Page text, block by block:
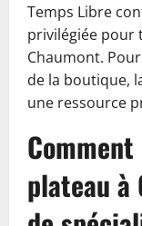
Temps Libre
privilégiée pour
Chaumont.
de la boutique,
une ressource
plateau à